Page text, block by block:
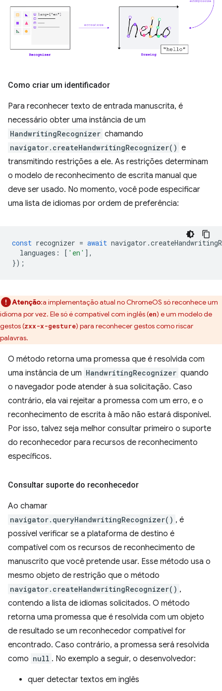
Como criar um identificador
Para reconhecer texto de entrada manuscrita, é
necessário obter uma instância de um
HandwritingRecognizer chamando
navigator.createHandwritingRecognizer() e
transmitindo restrições a ele. As restrições determinam
o modelo de reconhecimento de escrita manual que
deve ser usado. No momento, você pode especificar
uma lista de idiomas por ordem de preferência:
const recognizer = await navigator .
languages : [ 'en' ],
});
Atenção:a implementação atual no ChromeOS só reconhece um
idioma por vez. Ele só é compatível com inglês (en) e um modelo de
gestos (zxx-x-gesture) para reconhecer gestos como riscar
palavras.
O método retorna uma promessa que é resolvida com
uma instância de um HandwritingRecognizer quando
o navegador pode atender à sua solicitação. Caso
contrário, ela vai rejeitar a promessa com um erro, e o
reconhecimento de escrita à mão não estará disponível.
Por isso, talvez seja melhor consultar primeiro o suporte
do reconhecedor para recursos de reconhecimento
específicos.
Consultar suporte do reconhecedor
Ao chamar
navigator.queryHandwritingRecognizer() , é
possível verificar se a plataforma de destino é
compatível com os recursos de reconhecimento de
manuscrito que você pretende usar. Esse método usa o
mesmo objeto de restrição que o método
navigator.createHandwritingRecognizer() ,
contendo a lista de idiomas solicitados. O método
retorna uma promessa que é resolvida com um objeto
de resultado se um reconhecedor compatível for
encontrado. Caso contrário, a promessa será resolvida
como null . No exemplo a seguir, o desenvolvedor:
quer detectar textos em inglês